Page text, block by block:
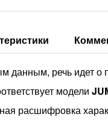
данным, речь идет
модели
расшифровка